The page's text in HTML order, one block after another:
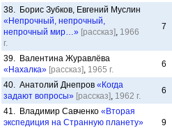
38. Борис Зубков, Евгений Муслин
«Непрочный, непрочный,
непрочный мир…» [рассказ], 1966
г.
7
39. Валентина Журавлёва
«Нахалка» [рассказ], 1965 г.
6
40. Анатолий Днепров «Когда
задают вопросы» [рассказ], 1962 г.
6
41. Владимир Савченко «Вторая
экспедиция на Странную планету»
9